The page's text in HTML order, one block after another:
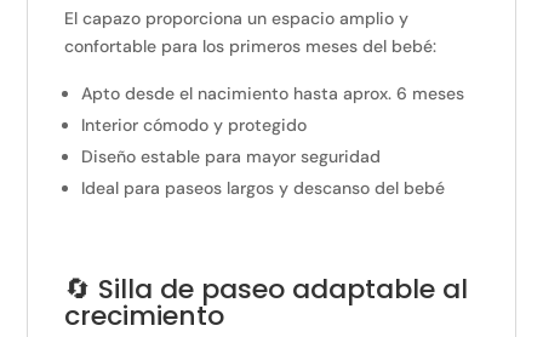
El capazo proporciona un espacio amplio y
confortable para los primeros meses del bebé:
Apto desde el nacimiento hasta aprox. 6 meses
Interior cómodo y protegido
Diseño estable para mayor seguridad
Ideal para paseos largos y descanso del bebé
🔄 Silla de paseo adaptable al
crecimiento